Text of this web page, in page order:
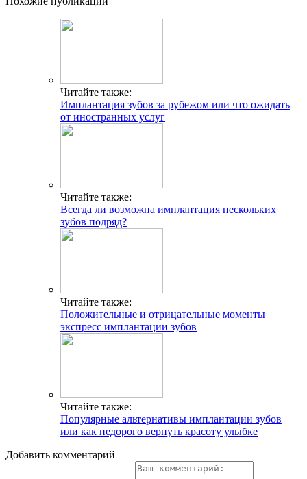
Читайте также:
Имплантация зубов за рубежом или что ожидать
от иностранных услуг
Читайте также:
Всегда ли возможна имплантация нескольких
зубов подряд?
Читайте также:
Положительные и отрицательные моменты
экспресс имплантации зубов
Читайте также:
Популярные альтернативы имплантации зубов
или как недорого вернуть красоту улыбке
Добавить комментарий